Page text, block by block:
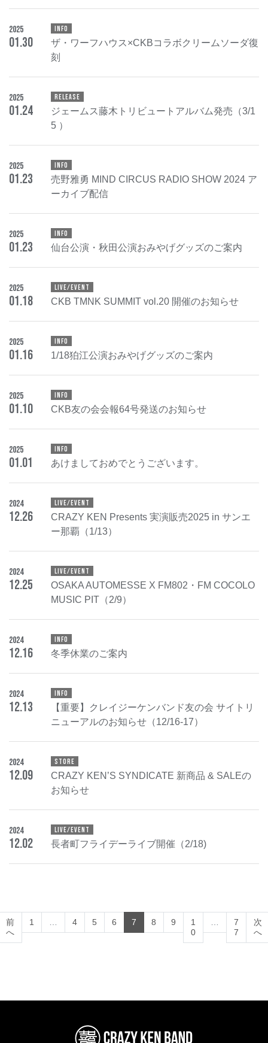
2025
01.30
INFO
ザ・ワーフハウス×CKBコラボクリームソーダ復
刻
2025
01.24
RELEASE
ジェームス藤木トリビュートアルバム発売（3/1
5 ）
2025
01.23
INFO
売野雅勇 MIND CIRCUS RADIO SHOW 2024 ア
ーカイブ配信
2025
01.23
INFO
仙台公演・秋田公演おみやげグッズのご案内
2025
01.18
LIVE/EVENT
CKB TMNK SUMMIT vol.20 開催のお知らせ
2025
01.16
INFO
1/18狛江公演おみやげグッズのご案内
2025
01.10
INFO
CKB友の会会報64号発送のお知らせ
2025
01.01
INFO
あけましておめでとうございます。
2024
12.26
LIVE/EVENT
CRAZY KEN Presents 実演販売2025 in サンエ
ー那覇（1/13）
2024
12.25
LIVE/EVENT
OSAKA AUTOMESSE X FM802・FM COCOLO
MUSIC PIT（2/9）
2024
12.16
INFO
冬季休業のご案内
2024
12.13
INFO
【重要】クレイジーケンバンド友の会 サイトリ
ニューアルのお知らせ（12/16-17）
2024
12.09
STORE
CRAZY KEN’S SYNDICATE 新商品 & SALEの
お知らせ
2024
12.02
LIVE/EVENT
長者町フライデーライブ開催（2/18)
前
へ
1 4 5 6 7 (current)
8 9
1
0
7
7
次
へ